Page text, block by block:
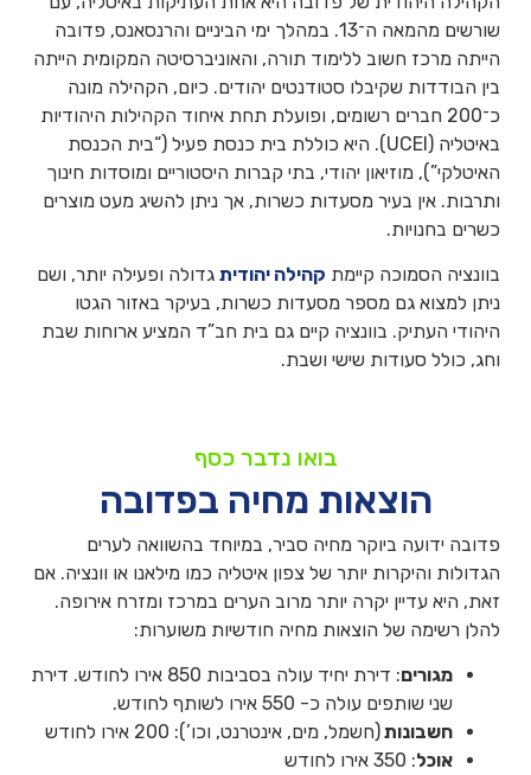
שורשים מהמאה ה־13. במהלך ימי הביניים והרנסאנס, פדובה
הייתה מרכז חשוב ללימוד תורה, והאוניברסיטה המקומית הייתה
בין הבודדות שקיבלו סטודנטים יהודים. כיום, הקהילה מונה
כ־200 חברים רשומים, ופועלת תחת איחוד הקהילות היהודיות
באיטליה (UCEI). היא כוללת בית כנסת פעיל (“בית הכנסת
האיטלקי”), מוזיאון יהודי, בתי קברות היסטוריים ומוסדות חינוך
ותרבות. אין בעיר מסעדות כשרות, אך ניתן להשיג מעט מוצרים
כשרים בחנויות.
בוונציה הסמוכה קיימת קהילה יהודית גדולה ופעילה יותר, ושם
ניתן למצוא גם מספר מסעדות כשרות, בעיקר באזור הגטו
היהודי העתיק. בוונציה קיים גם בית חב”ד המציע ארוחות שבת
וחג, כולל סעודות שישי ושבת.
בואו נדבר כסף
הוצאות מחיה בפדובה
פדובה ידועה ביוקר מחיה סביר, במיוחד בהשוואה לערים
הגדולות והיקרות יותר של צפון איטליה כמו מילאנו או וונציה. אם
זאת, היא עדיין יקרה יותר מרוב הערים במרכז ומזרח אירופה.
להלן רשימה של הוצאות מחיה חודשיות משוערות:
מגורים
: דירת יחיד עולה בסביבות 850 אירו לחודש. דירת
שני שותפים עולה כ- 550 אירו לשותף לחודש.
חשבונות(חשמל, מים, אינטרנט, וכו’): 200 אירו לחודש
אוכל: 350 אירו לחודש